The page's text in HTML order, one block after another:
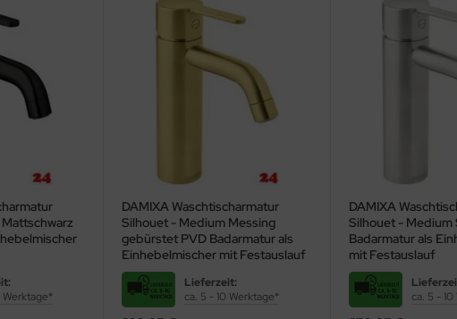
Werktage*
DAMIXA Waschtischarmatur
Silhouet - Medium Messing
gebürstet PVD Badarmatur als
Einhebelmischer mit Festauslauf
Lieferzeit:
ca. 5 - 10 Werktage*
DAMIXA
Silhouet - Medium
Badarmatur als
mit Festauslauf
ca. 5 -